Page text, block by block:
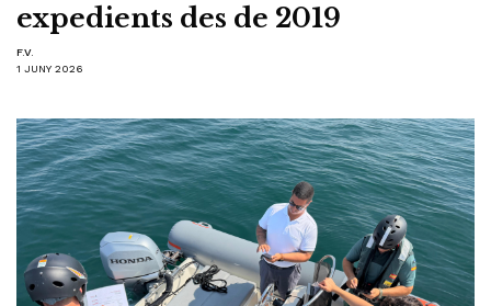
expedients des de 2019
F.V.
1 JUNY 2026